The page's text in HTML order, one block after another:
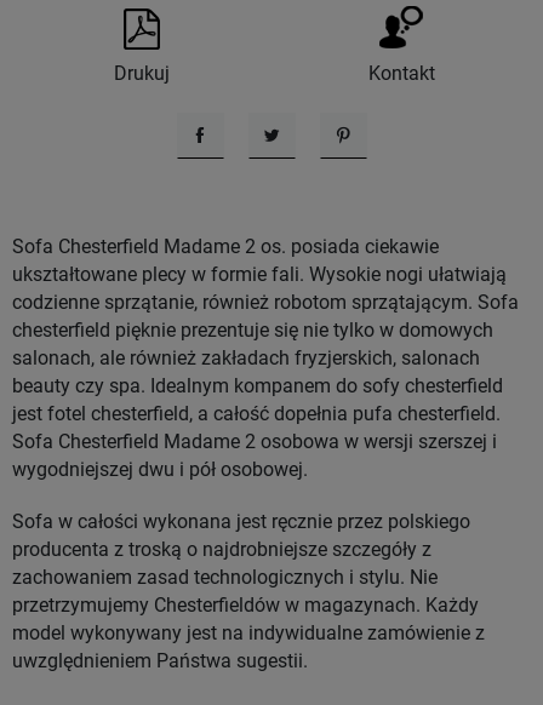
Drukuj Kontakt
UdostępnijTweetujPinterest
Sofa Chesterfield Madame 2 os. posiada ciekawie
ukształtowane plecy w formie fali. Wysokie nogi ułatwiają
codzienne sprzątanie, również robotom sprzątającym. Sofa
chesterfield pięknie prezentuje się nie tylko w domowych
salonach, ale również zakładach fryzjerskich, salonach
beauty czy spa. Idealnym kompanem do sofy chesterfield
jest fotel chesterfield, a całość dopełnia pufa chesterfield.
Sofa Chesterfield Madame 2 osobowa w wersji szerszej i
wygodniejszej dwu i pół osobowej.
Sofa w całości wykonana jest ręcznie przez polskiego
producenta z troską o najdrobniejsze szczegóły z
zachowaniem zasad technologicznych i stylu. Nie
przetrzymujemy Chesterfieldów w magazynach. Każdy
model wykonywany jest na indywidualne zamówienie z
uwzględnieniem Państwa sugestii.